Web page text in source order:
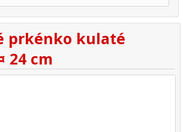
prkénko kulaté
24 cm